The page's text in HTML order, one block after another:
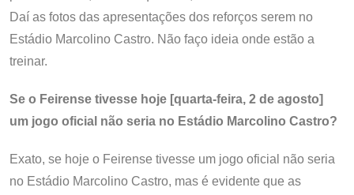
Daí as fotos das apresentações dos reforços serem no
Estádio Marcolino Castro. Não faço ideia onde estão a
treinar.
Se o Feirense tivesse hoje [quarta-feira, 2 de agosto]
um jogo oficial não seria no Estádio Marcolino Castro?
Exato, se hoje o Feirense tivesse um jogo oficial não seria
no Estádio Marcolino Castro, mas é evidente que as